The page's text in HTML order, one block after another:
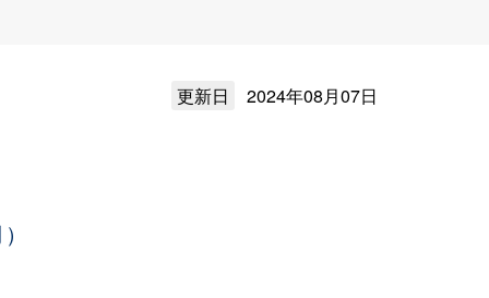
更新日 2024年08月07日